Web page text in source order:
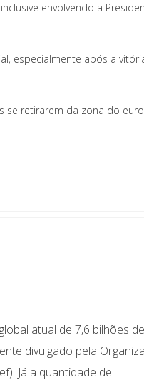
envolvendo a
especialmente após a
se retirarem da zona do
atual de 7,6 bilhões de
divulgado pela
Já a quantidade de